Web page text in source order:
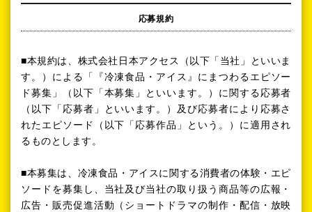
応募規約
■本規約は、株式会社日本アクセス（以下「当社」といいま
す。）による「『冷凍食品・アイス』にまつわるエピソー
ド募集」（以下「本募集」といいます。）に関する応募者
（以下「応募者」といいます。）及び応募者により応募さ
れたエピソード（以下「応募作品」という。）に適用され
るものとします。
■本募集は、冷凍食品・アイスに関する消費者の体験・エピ
ソードを募集し、当社及び当社の取り扱う商品等の広報・
広告・販売促進活動（ショートドラマの制作・配信・放映